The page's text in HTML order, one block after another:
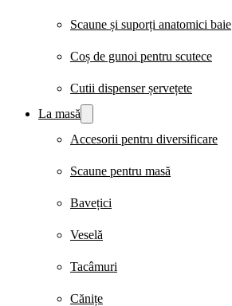
Scaune și suporți anatomici baie
Coș de gunoi pentru scutece
Cutii dispenser șervețete
La masă
Accesorii pentru diversificare
Scaune pentru masă
Bavețici
Veselă
Tacâmuri
Cănițe